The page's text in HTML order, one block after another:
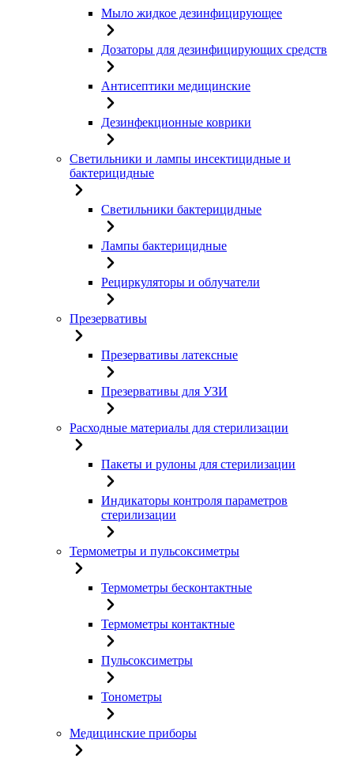
Мыло жидкое дезинфицирующее
Дозаторы для дезинфицирующих средств
Антисептики медицинские
Дезинфекционные коврики
Светильники и лампы инсектицидные и
бактерицидные
Светильники бактерицидные
Лампы бактерицидные
Рециркуляторы и облучатели
Презервативы
Презервативы латексные
Презервативы для УЗИ
Расходные материалы для стерилизации
Пакеты и рулоны для стерилизации
Индикаторы контроля параметров
стерилизации
Термометры и пульсоксиметры
Термометры бесконтактные
Термометры контактные
Пульсоксиметры
Тонометры
Медицинские приборы